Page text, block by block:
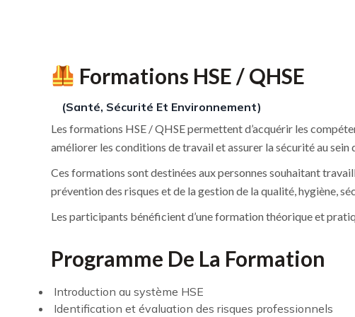
Formations HSE / QHSE
(Santé, Sécurité Et Environnement)
Les formations HSE / QHSE permettent d’acquérir les
améliorer les conditions de travail et assurer la sécurité au sein
Ces formations sont destinées aux personnes souhaitant
prévention des risques et de la gestion de la qualité, hygiène,
Les participants bénéficient d’une formation théorique et
Programme De La Formation
Introduction au système HSE
Identification et évaluation des risques professionnels